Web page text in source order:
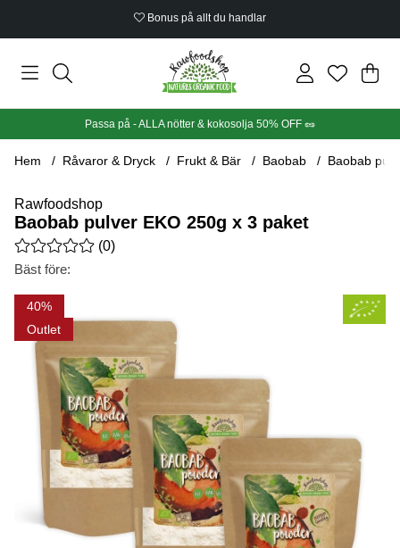
Bonus på allt du handlar
Din
.
Passa på - ALLA nötter & kokosolja 50% OFF 🥜
Hem Råvaror & Dryck Frukt & Bär Baobab Baobab
Rawfoodshop
Baobab pulver EKO 250g x 3 paket
Medelbetyg 0 av 5 Antal betyg 0
(0)
Bäst före:
40
Outlet
Produktbilder Baobab pulver EKO 250g x 3 paket